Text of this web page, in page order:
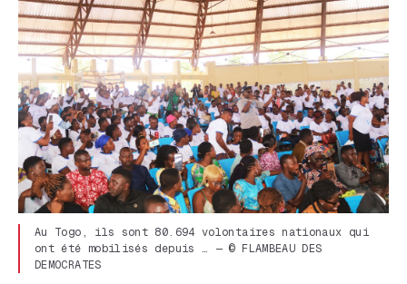
Au Togo, ils sont 80.694 volontaires nationaux qui
ont été mobilisés depuis … — © FLAMBEAU DES
DEMOCRATES